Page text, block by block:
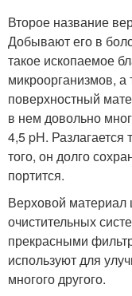
Второе название
Добывают его в
такое ископаемое
микроорганизмов,
поверхностный
в нем довольно
4,5 pH.
того, он долго
портится.
Верховой материал
очистительных
прекрасными
используют для
многого другого.